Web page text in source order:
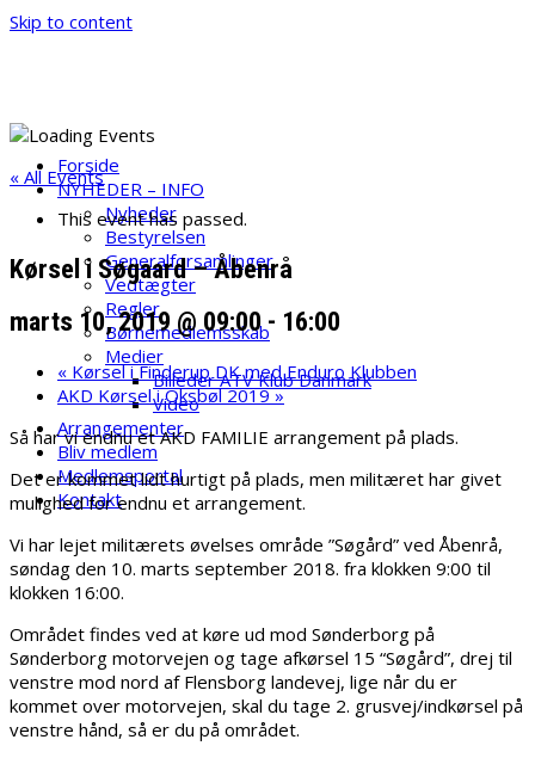
Skip to content
Velkommen til ATV Klub danmark
Forside
NYHEDER – INFO
Nyheder
Bestyrelsen
Generalforsamlinger
Vedtægter
Regler
Børnemedlemsskab
Medier
Billeder ATV Klub Danmark
Video
Arrangementer
Bliv medlem
Medlemsportal
Kontakt
« All Events
This event has passed.
Kørsel i Søgaard – Åbenrå
marts 10, 2019 @ 09:00- 16:00
« Kørsel i Finderup DK med Enduro Klubben
AKD Kørsel i Oksbøl 2019»
Så har vi endnu et AKD FAMILIE arrangement på plads.
Det er kommet lidt hurtigt på plads, men militæret har givet
mulighed for endnu et arrangement.
Vi har lejet militærets øvelses område ”Søgård” ved Åbenrå,
søndag den 10. marts september 2018. fra klokken 9:00 til
klokken 16:00.
Området findes ved at køre ud mod Sønderborg på
Sønderborg motorvejen og tage afkørsel 15 “Søgård”, drej til
venstre mod nord af Flensborg landevej, lige når du er
kommet over motorvejen, skal du tage 2. grusvej/indkørsel på
venstre hånd, så er du på området.